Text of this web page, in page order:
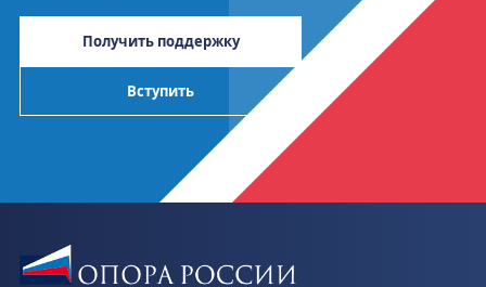
Получить поддержку
Вступить